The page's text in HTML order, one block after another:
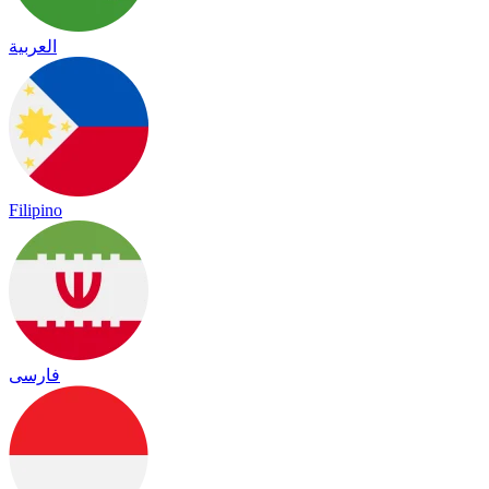
العربية
Filipino
فارسی